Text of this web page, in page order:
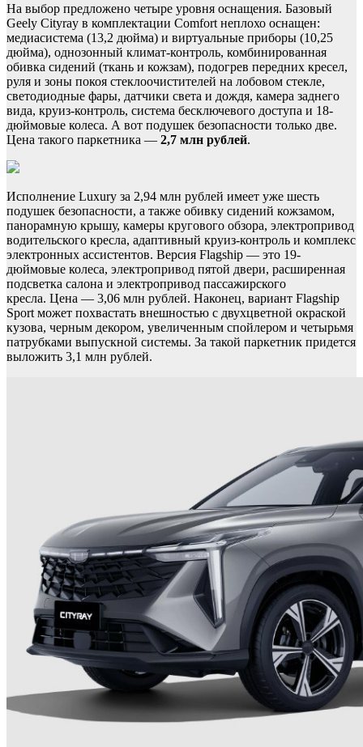
На выбор предложено четыре уровня оснащения. Базовый
Geely Cityray в комплектации Comfort неплохо оснащен:
медиасистема (13,2 дюйма) и виртуальные приборы (10,25
дюйма), однозонный климат-контроль, комбинированная
обивка сидений (ткань и кожзам), подогрев передних кресел,
руля и зоны покоя стеклоочистителей на лобовом стекле,
светодиодные фары, датчики света и дождя, камера заднего
вида, круиз-контроль, система бесключевого доступа и 18-
дюймовые колеса. А вот подушек безопасности только две.
Цена такого паркетника — 2,7 млн рублей.
Исполнение Luxury за 2,94 млн рублей имеет уже шесть
подушек безопасности, а также обивку сидений кожзамом,
панорамную крышу, камеры кругового обзора, электропривод
водительского кресла, адаптивный круиз-контроль и комплекс
электронных ассистентов. Версия Flagship — это 19-
дюймовые колеса, электропривод пятой двери, расширенная
подсветка салона и электропривод пассажирского
кресла. Цена — 3,06 млн рублей. Наконец, вариант Flagship
Sport может похвастать внешностью с двухцветной окраской
кузова, черным декором, увеличенным спойлером и четырьмя
патрубками выпускной системы. За такой паркетник придется
выложить 3,1 млн рублей.